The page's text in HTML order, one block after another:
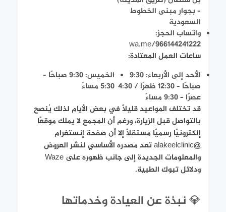
– بجوار مبنى الخطوط
السعودية
واتساب الحجز:
wa.me/966144241222
ساعات العمل المعتادة:
الأحد إلى الأربعاء: 9:30
صباحًا – 12:30 ظهرًا / 4:30
عصرًا – 9:30 مساءً
الخميس: 9:30 صباحًا –
5:30 مساءً
قد تختلف المواعيد قليلاً في بعض الأيام لذلك يُنصح
بالتواصل قبل الزيارة، ورغم أن المجمع لا يملك موقعًا
إلكترونيًا رسميًا مستقلًا إلا أن صفحة إنستغرام
@alakeelclinic تعد مصدره الأساسي لنشر العروض
والمعلومات الجديدة إلى جانب ظهوره على Waze
ودلائل تبوك الطبية.
💎 نبذة عن العيادة وخدماتها